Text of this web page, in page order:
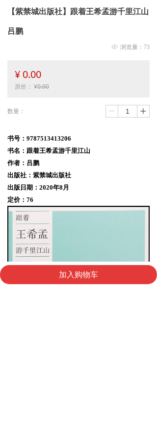
【紫禁城出版社】跟着王希孟游千里江山
吕鹏
ꁖ 浏览量： 73
书号：9787513413206
书名：跟着王希孟游千里江山
作者：吕鹏
出版社 ： 紫禁城出版社
出版日期：2020年8月
定价：76
¥ 0.00
原价： ¥0.00
加入购物车
数量： ꄷ ꄸ
낙
购物车